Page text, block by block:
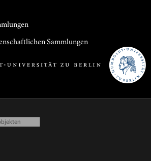
Sammlungen